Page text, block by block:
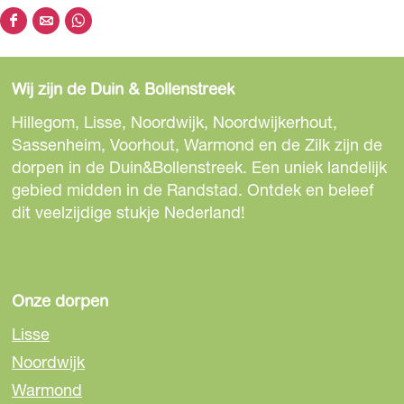
l
d
n
g
R
o
o
D
e
l
d
e
z
e
p
n
a
o
p
F
D
e
l
d
e
z
e
p
n
o
p
e
D
e
l
d
e
z
e
p
n
p
W
Wij zijn de Duin & Bollenstreek
Hillegom, Lisse, Noordwijk, Noordwijkerhout,
Sassenheim, Voorhout, Warmond en de Zilk zijn de
dorpen in de Duin&Bollenstreek. Een uniek landelijk
gebied midden in de Randstad. Ontdek en beleef
dit veelzijdige stukje Nederland!
Onze dorpen
Lisse
Noordwijk
Warmond